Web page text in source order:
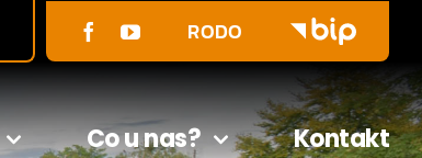
RODO
Co u nas? Kontakt